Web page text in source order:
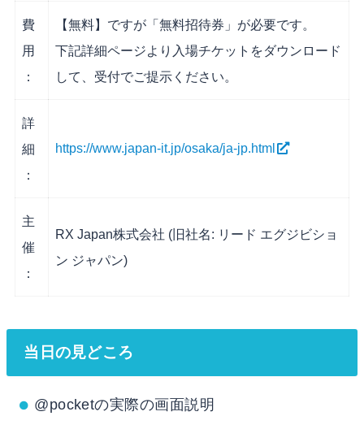
費
用
：
【無料】ですが「無料招待券」が必要です。
下記詳細ページより入場チケットをダウンロード
して、受付でご提示ください。
詳
細
：
https://www.japan-it.jp/osaka/ja-jp.html
主
催
：
RX Japan株式会社 (旧社名: リード エグジビショ
ン ジャパン)
当日の見どころ
@pocketの実際の画面説明